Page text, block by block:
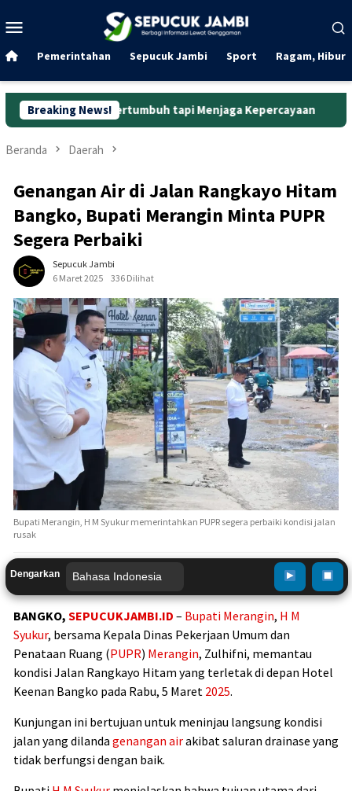
ke
Mobile
Pemerintahan Sepucuk Jambi Sport Ragam,
Breaking News!
Bertumbuh tapi Menjaga Kepercayaan Curanmor di
Beranda Daerah
Genangan Air di Jalan Rangkayo Hitam
Bangko, Bupati Merangin Minta PUPR
Segera Perbaiki
Sepucuk Jambi
6 Maret 2025
336 Dilihat
Bupati Merangin, H M Syukur memerintahkan PUPR segera perbaiki kondisi jalan
rusak
Dengarkan
BANGKO, SEPUCUKJAMBI.ID – Bupati Merangin, H M
Syukur, bersama Kepala Dinas Pekerjaan Umum dan
Penataan Ruang (PUPR) Merangin, Zulhifni, memantau
kondisi Jalan Rangkayo Hitam yang terletak di depan Hotel
Keenan Bangko pada Rabu, 5 Maret 2025.
Kunjungan ini bertujuan untuk meninjau langsung kondisi
jalan yang dilanda genangan airakibat saluran drainase yang
tidak berfungsi dengan baik.